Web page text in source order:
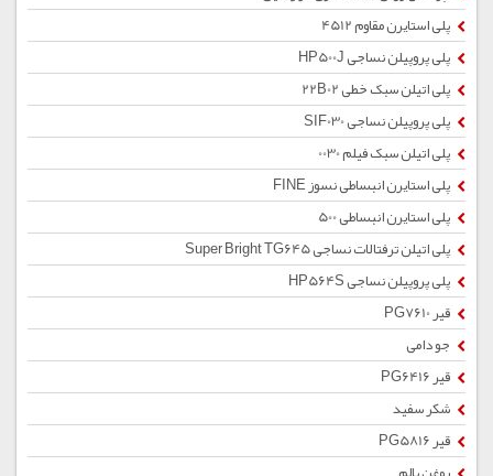
پلی استایرن مقاوم 4512
پلی پروپیلن نساجی HP500J
پلی اتیلن سبک خطی 22B02
پلی پروپیلن نساجی SIF030
پلی اتیلن سبک فیلم 0030
پلی استایرن انبساطی نسوز FINE
پلی استایرن انبساطی 500
پلی اتیلن ترفتالات نساجی Super Bright TG645
پلی پروپیلن نساجی HP564S
قیر PG7610
جو دامی
قیر PG6416
شکر سفید
قیر PG5816